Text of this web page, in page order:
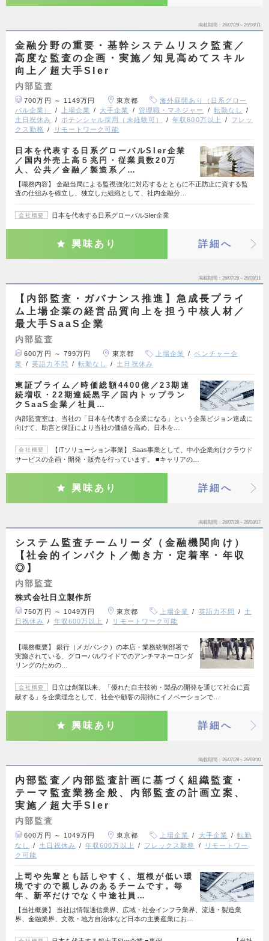
掲載期間 26/07/29～26/08/11
金融分野の重要・基幹システムリスク監査／
高度な監査の企画・実施／知見高めてスキル
向上／超大手SIer
内部監査
700万円 ～ 1149万円 東京都
海外展開あり（日系グロー
バル企業）
上場企業 大手企業 管理職・マネジャー
転勤なし
土日祝休み
ポテンシャル採用（未経験可） 年収600万以上
フレッ
クス勤務
リモートワーク可能
日本を代表する日系グローバルSIer企業
／国内外売上高５兆円・従業員数20万
人、公共／金融／製造系／…
【職務内容】 金融当局による監視強化に対応するとともに不正防止に資する監
査の仕組みを確立し、独立した組織として、社内金融分…
会社概要 日本を代表する日系グローバルSIer企業
興味あり 詳細へ
掲載期間 26/07/29～26/08/11
【内部監査・ガバナンス推進】急成長プライ
ム上場企業の経営品質向上を担う中核人材／
最大手SaaS企業
内部監査
600万円 ～ 799万円 東京都 上場企業
ベンチャー企
業
英語力不問 転勤なし 土日祝休み
東証プライム／時価総額4400億／23期連
続増収・22期連続黒字／国内トップラン
クSaaS企業／社員…
内部監査室は、当社の「日本を代表する企業になる」という企業ビジョン達成に
向けて、助言と保証により当社の価値を高め、日本を…
会社概要
【ITソリューション事業】 Saas事業として、中小企業向けクラウド
サービスの企画・開発・販売を行っています。 ■キャリアの…
興味あり 詳細へ
掲載期間 26/07/28～26/08/17
システム監査チームリーダ（金融機関向け）
【社会的インパクト／働き方・定着率・年収
◎】
内部監査
株式会社日立製作所
750万円 ～ 1049万円 東京都 上場企業 英語力不問
土
日祝休み
年収600万以上 リモートワーク可能
【職務概要】 銀行（メガバンク）の本店・業務統制部署で
実施されている、グローバルワイドでのアンチマネーロンダ
リングのための…
会社概要
日立は創業以来、「優れた自主技術・製品の開発を通じて社会に貢
献する」を企業理念として、社会や顧客の期待にイノベーションで…
興味あり 詳細へ
掲載期間 26/07/28～26/08/10
内部監査／内部監査計画に基づく組織監査・
テーマ監査業務全般、内部監査の計画立案、
実施／超大手SIer
内部監査
600万円 ～ 1049万円 東京都 上場企業 大手企業
転勤
なし
土日祝休み 年収600万以上 フレックス勤務
リモートワー
ク可能
上司や先輩とも話しやすく、垣根が低い環
境ですので親しみのあるチームです。毎
年、新卒だけでなく中途社員…
【当社概要】 当社は情報通信業界、広域・社会インフラ業界、流通・製造業
界、金融業界、文教・地方自治体など日本の主要産業にお…